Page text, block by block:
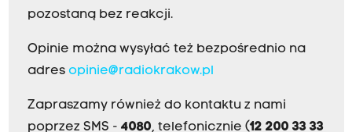
pozostaną bez reakcji.
Opinie można wysyłać też bezpośrednio na
adres opinie@radiokrakow.pl
Zapraszamy również do kontaktu z nami
poprzez SMS - 4080, telefonicznie (12 200 33 33